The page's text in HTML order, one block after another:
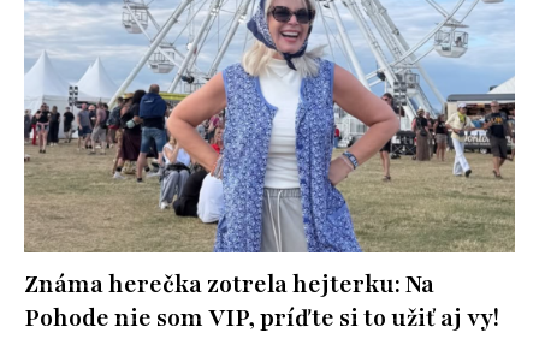
Známa herečka zotrela hejterku: Na
Pohode nie som VIP, príďte si to užiť aj vy!